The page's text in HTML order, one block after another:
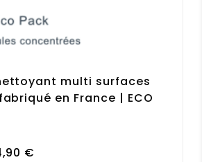
multi surfaces
en France | ECO
€